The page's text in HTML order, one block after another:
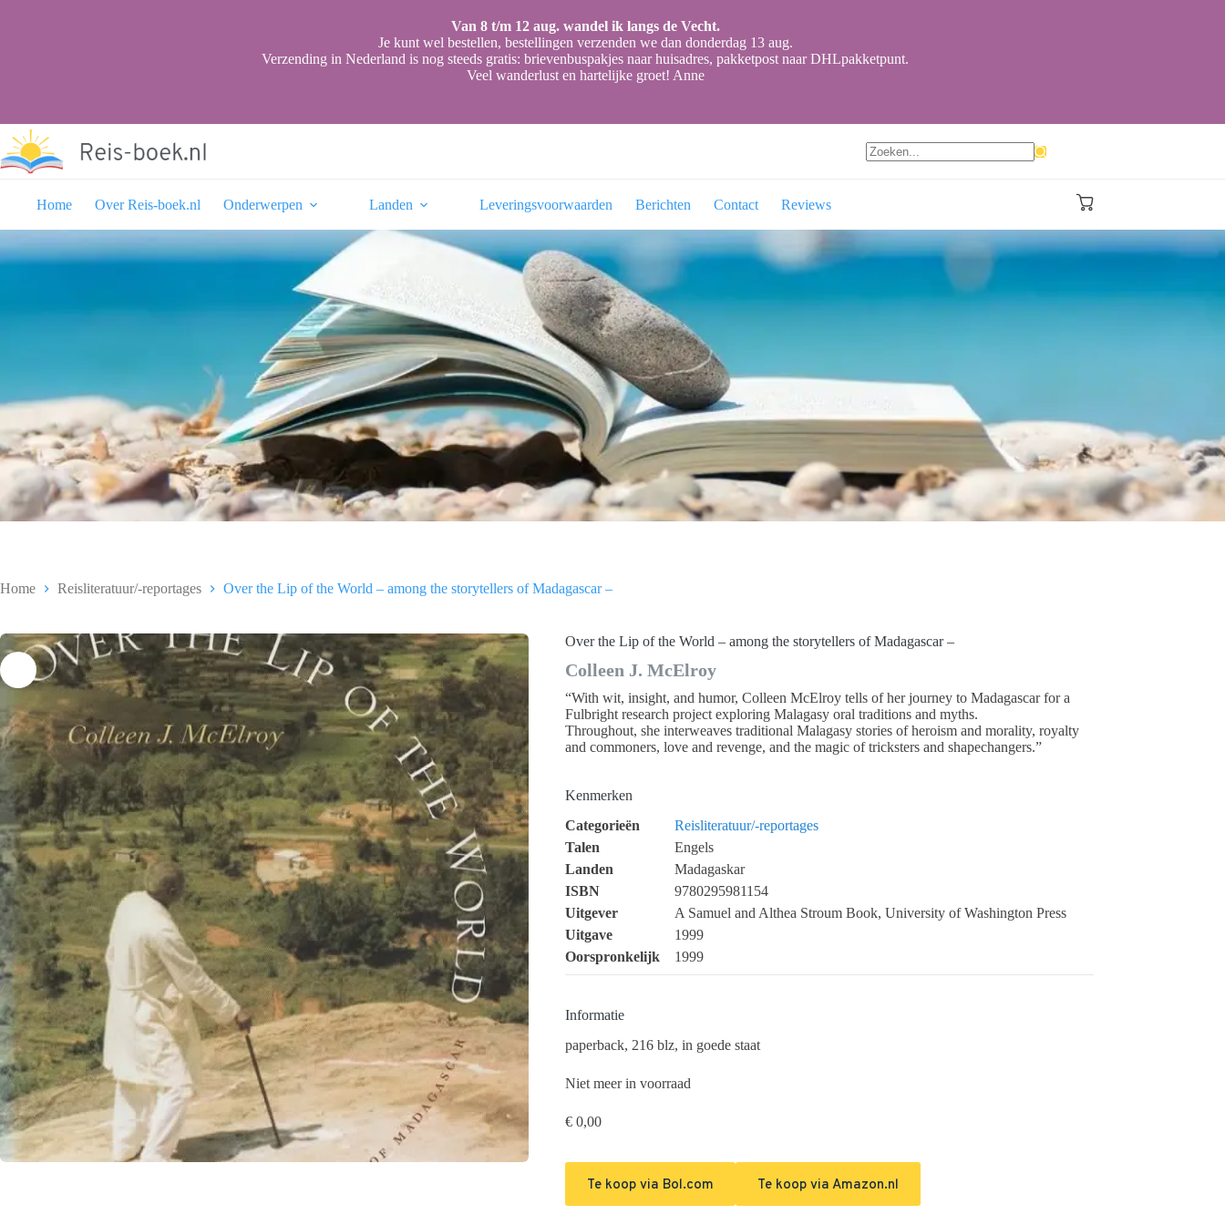
Van 8 t/m 12 aug. wandel ik langs de Vecht.
Je kunt wel bestellen, bestellingen verzenden we dan donderdag 13 aug.
Verzending in Nederland is nog steeds gratis: brievenbuspakjes naar huisadres, pakketpost naar DHLpakketpunt.
Veel wanderlust en hartelijke groet! Anne
Home
Over Reis-boek.nl Onderwerpen Landen Leveringsvoorwaarden Berichten Contact Reviews Winkelwagen
Home Reisliteratuur/-reportages Over the Lip of the World – among the storytellers of Madagascar –
Over the Lip of the World – among the storytellers of Madagascar –
Colleen J. McElroy
“With wit, insight, and humor, Colleen McElroy tells of her journey to Madagascar for a
Fulbright research project exploring Malagasy oral traditions and myths.
Throughout, she interweaves traditional Malagasy stories of heroism and morality, royalty
and commoners, love and revenge, and the magic of tricksters and shapechangers.”
Kenmerken
Categorieën
Reisliteratuur/-reportages
Talen
Engels
Landen
Madagaskar
ISBN
9780295981154
Uitgever
A Samuel and Althea Stroum Book, University of Washington Press
Uitgave
1999
Oorspronkelijk
1999
Informatie
paperback, 216 blz, in goede staat
Niet meer in voorraad
€ 0,00
Te koop via Bol.com Te koop via Amazon.nl